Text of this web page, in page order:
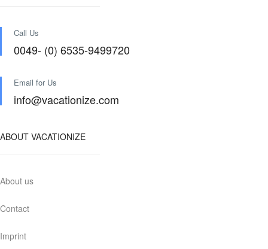
Call Us
0049- (0) 6535-9499720
Email for Us
info@vacationize.com
ABOUT VACATIONIZE
About us
Contact
Imprint